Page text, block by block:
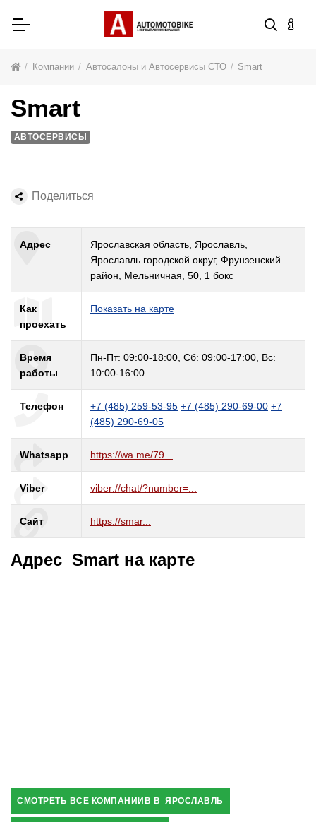
Компании Автосалоны и Автосервисы СТО Smart
Адрес
Ярославская область, Ярославль,
Ярославль городской округ, Фрунзенский
район, Мельничная, 50, 1 бокс
Как
проехать
Показать на карте
Время
работы
Пн-Пт: 09:00-18:00, Сб: 09:00-17:00, Вс:
10:00-16:00
Телефон +7 (485) 259-53-95 +7 (485) 290-69-00 +7
(485) 290-69-05
Whatsapp https://wa.me/79...
Viber viber://chat/?number=...
Сайт https://smar...
Адрес Smart на карте
СМОТРЕТЬ ВСЕ КОМПАНИИВ В ЯРОСЛАВЛЬ
Smart
АВТОСЕРВИСЫ
Поделиться